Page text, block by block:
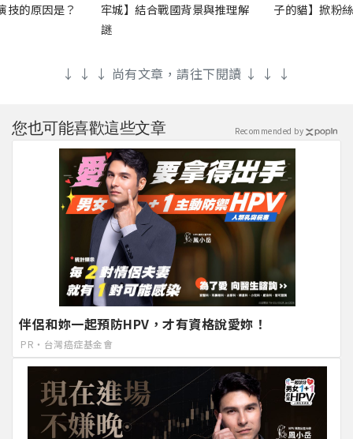
技的原因是？
牢城】結合戰國背景與推理解
謎
子的貓】掀粉
↓ ↓ ↓ 尚有文章，請往下閱讀 ↓ ↓ ↓
您也可能喜歡這些文章
伴侶和妳一起預防HPV，才有資格說愛妳！
PR・台灣癌症基金會
Recommended by